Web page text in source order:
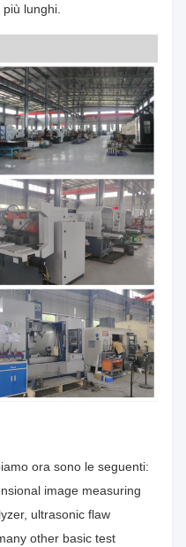
lunghi.
ora sono le seguenti:
image measuring
ultrasonic flaw
other basic test